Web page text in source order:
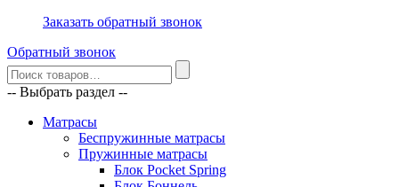
Заказать обратный звонок
Обратный звонок
-- Выбрать раздел --
Матрасы
Беспружинные матрасы
Пружинные матрасы
Блок Pocket Spring